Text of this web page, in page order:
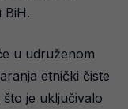
BiH.
u udruženom
etnički čiste
je uključivalo